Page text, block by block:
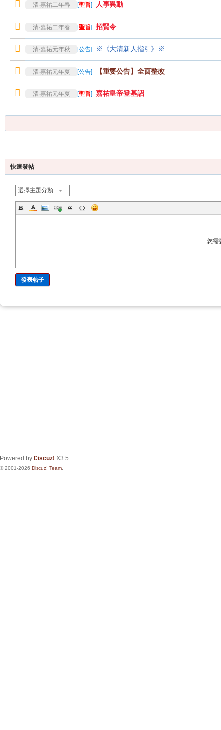
清·嘉祐二年春 [聖旨] 人事異動
清·嘉祐二年春 [聖旨] 招賢令
清·嘉祐元年秋 [公告] ※《大清新人指引》※
清·嘉祐元年夏 [公告] 【重要公告】全面整改
清·嘉祐元年夏 [聖旨] 嘉祐皇帝登基詔
快速發帖
選擇主題分類
您需
發表帖子
Powered by Discuz! X3.5
© 2001-2026 Discuz! Team